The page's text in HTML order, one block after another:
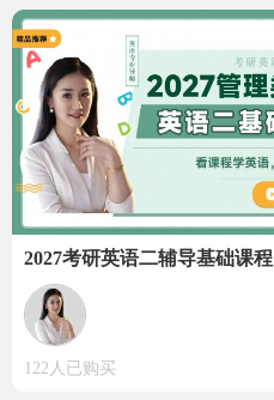
2027考研英语二辅导基础课程
122人已购买